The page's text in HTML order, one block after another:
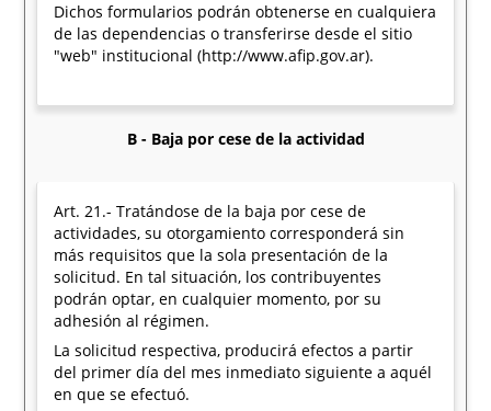
Dichos formularios podrán obtenerse en cualquiera
de las dependencias o transferirse desde el sitio
"web" institucional (http://www.afip.gov.ar).
B - Baja por cese de la actividad
Art. 21.- Tratándose de la baja por cese de
actividades, su otorgamiento corresponderá sin
más requisitos que la sola presentación de la
solicitud. En tal situación, los contribuyentes
podrán optar, en cualquier momento, por su
adhesión al régimen.
La solicitud respectiva, producirá efectos a partir
del primer día del mes inmediato siguiente a aquél
en que se efectuó.